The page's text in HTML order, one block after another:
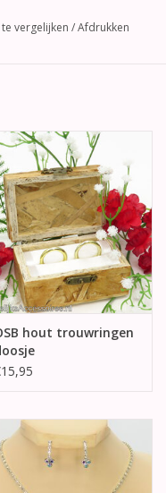
vergelijken /Afdrukken
hout trouwringen